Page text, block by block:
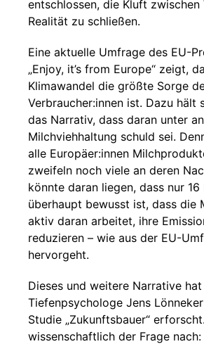
entschlossen, die Kluft zwischen
Realität zu schließen.
Eine aktuelle Umfrage des EU-
„Enjoy, it’s from Europe“ zeigt,
Klimawandel die größte Sorge
Verbraucher:innen ist. Dazu hält
das Narrativ, dass daran unter
Milchviehhaltung schuld sei.
alle Europäer:innen
zweifeln noch viele an deren
könnte daran liegen, dass nur 16
überhaupt bewusst ist, dass die
aktiv daran arbeitet, ihre
reduzieren – wie aus der EU-
hervorgeht.
Dieses und weitere Narrative
Tiefenpsychologe Jens
Studie „Zukunftsbauer“
wissenschaftlich der Frage